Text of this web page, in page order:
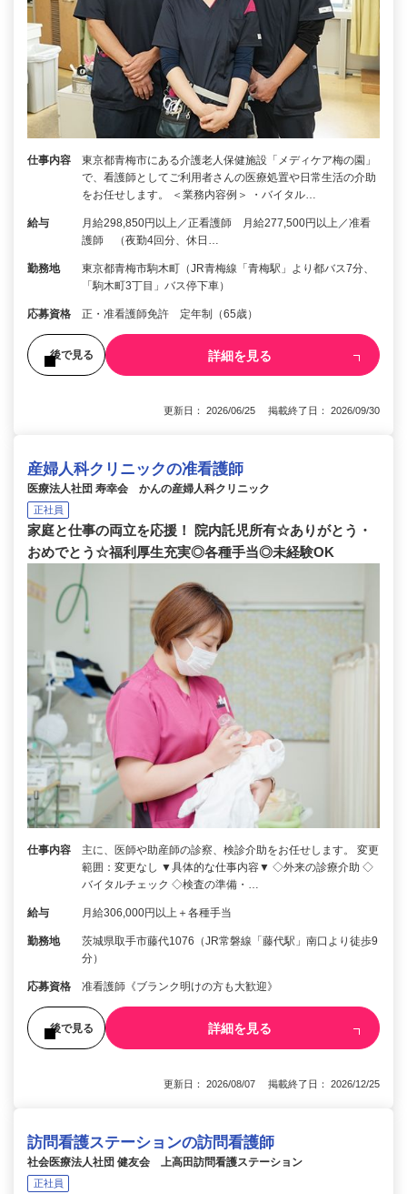
仕事内容
東京都青梅市にある介護老人保健施設「メディケア梅の園」
で、看護師としてご利用者さんの医療処置や日常生活の介助
をお任せします。 ＜業務内容例＞ ・バイタル…
給与
月給298,850円以上／正看護師 月給277,500円以上／准看
護師 （夜勤4回分、休日…
勤務地
東京都青梅市駒木町（JR青梅線「青梅駅」より都バス7分、
「駒木町3丁目」バス停下車）
応募資格 正・准看護師免許 定年制（65歳）
後で見る 詳細を見る
更新日： 2026/06/25 掲載終了日： 2026/09/30
産婦人科クリニックの准看護師
医療法人社団 寿幸会 かんの産婦人科クリニック
正社員
家庭と仕事の両立を応援！ 院内託児所有☆ありがとう・
おめでとう☆福利厚生充実◎各種手当◎未経験OK
仕事内容
主に、医師や助産師の診察、検診介助をお任せします。 変更
範囲：変更なし ▼具体的な仕事内容▼ ◇外来の診療介助 ◇
バイタルチェック ◇検査の準備・…
給与 月給306,000円以上＋各種手当
勤務地
茨城県取手市藤代1076（JR常磐線「藤代駅」南口より徒歩9
分）
応募資格 准看護師《ブランク明けの方も大歓迎》
後で見る 詳細を見る
更新日： 2026/08/07 掲載終了日： 2026/12/25
訪問看護ステーションの訪問看護師
社会医療法人社団 健友会 上高田訪問看護ステーション
正社員